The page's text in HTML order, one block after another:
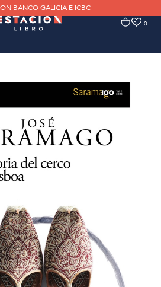
BANCO GALICIA E ICBC
0 0